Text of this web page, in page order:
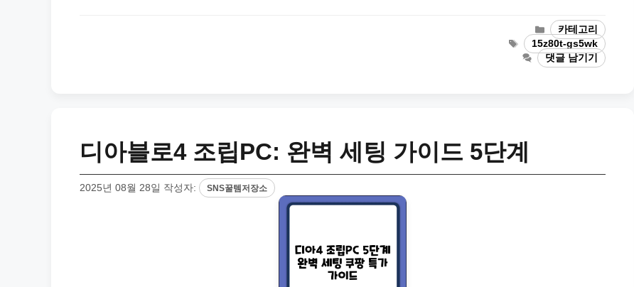
카
테
고
리
카테고리
태
그
15z80t-gs5wk
댓글 남기기
디아블로4 조립PC: 완벽 세팅 가이드 5단계
2025년 08월 28일 작성자: SNS꿀템저장소